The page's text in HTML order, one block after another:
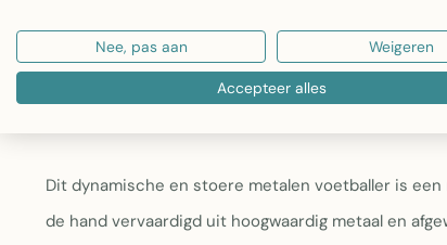
Handgemaakt:
Elk stuk is vakkundig met de
Geschikt voor binnen:Een decoratief accent
Dit dynamische en stoere metalen voetballer is
de hand vervaardigd uit hoogwaardig metaal en
Nee, pas aan Weigeren
Accepteer alles